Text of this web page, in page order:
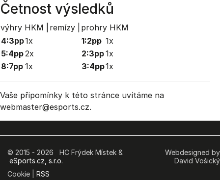
Četnost výsledků
výhry HKM | remízy |
prohry HKM
4:3pp1x
5:4pp2x
8:7pp 1x
1:2pp 1x
2:3pp1x
3:4pp1x
Vaše připomínky k této stránce uvítáme na
webmaster@esports.cz.
© 2015 - 2026 HC Frýdek Místek &
eSports.cz, s.r.o.
Cookie | RSS
Webdesigned by
David Vošický